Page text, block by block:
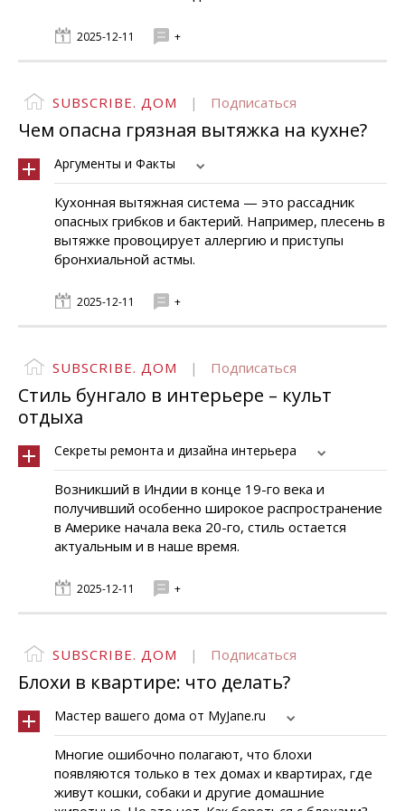
2025-12-11 +
SUBSCRIBE. ДОМ | Подписаться
Чем опасна грязная вытяжка на кухне?
Аргументы и Факты
Кухонная вытяжная система — это рассадник
опасных грибков и бактерий. Например, плесень в
вытяжке провоцирует аллергию и приступы
бронхиальной астмы.
2025-12-11 +
SUBSCRIBE. ДОМ | Подписаться
Стиль бунгало в интерьере – культ
отдыха
Секреты ремонта и дизайна интерьера
Возникший в Индии в конце 19-го века и
получивший особенно широкое распространение
в Америке начала века 20-го, стиль остается
актуальным и в наше время.
2025-12-11 +
SUBSCRIBE. ДОМ | Подписаться
Блохи в квартире: что делать?
Мастер вашего дома от MyJane.ru
Многие ошибочно полагают, что блохи
появляются только в тех домах и квартирах, где
живут кошки, собаки и другие домашние